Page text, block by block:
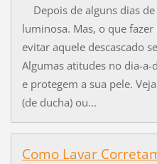
Depois de alguns dias
luminosa. Mas, o que
evitar aquele descascado
Algumas atitudes no dia-
e protegem a sua pele.
(de ducha) ou...
Como Lavar